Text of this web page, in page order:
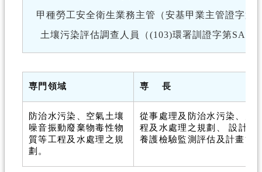
甲種勞工安全衛生業務主管（安基甲業主管證字第
土壤污染評估調查人員（(103)環署訓證字第
専門領域 専 長
防治水污染、空氣土壤
噪音振動廢棄物毒性物
質等工程及水處理之規
劃。
從事處理及防治水污染、空
程及水處理之規劃、 設計監
養護檢驗監測評估及計畫管